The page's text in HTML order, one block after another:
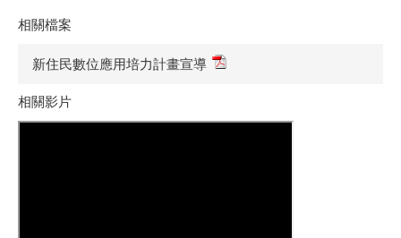
相關檔案
新住民數位應用培力計畫宣導
相關影片